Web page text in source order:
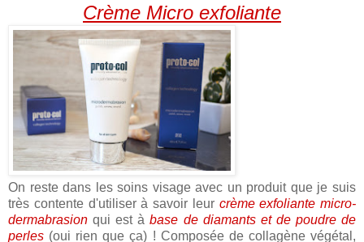
Crème Micro exfoliante
On reste dans les soins visage avec un produit que je suis
très contente d'utiliser à savoir leur crème exfoliante micro-
dermabrasion qui est àbase de diamants et de poudre de
perles (oui rien que ça) ! Composée de collagène végétal,